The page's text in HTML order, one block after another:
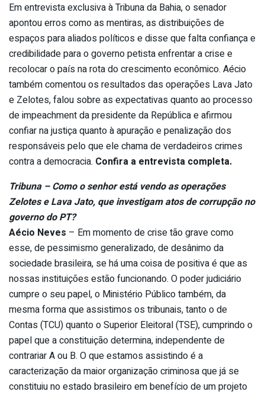
Em entrevista exclusiva à Tribuna da Bahia, o senador
apontou erros como as mentiras, as distribuições de
espaços para aliados políticos e disse que falta confiança e
credibilidade para o governo petista enfrentar a crise e
recolocar o país na rota do crescimento econômico. Aécio
também comentou os resultados das operações Lava Jato
e Zelotes, falou sobre as expectativas quanto ao processo
de impeachment da presidente da República e afirmou
confiar na justiça quanto à apuração e penalização dos
responsáveis pelo que ele chama de verdadeiros crimes
contra a democracia. Confira a entrevista completa.
Tribuna – Como o senhor está vendo as operações
Zelotes e Lava Jato, que investigam atos de corrupção no
governo do PT?
Aécio Neves – Em momento de crise tão grave como
esse, de pessimismo generalizado, de desânimo da
sociedade brasileira, se há uma coisa de positiva é que as
nossas instituições estão funcionando. O poder judiciário
cumpre o seu papel, o Ministério Público também, da
mesma forma que assistimos os tribunais, tanto o de
Contas (TCU) quanto o Superior Eleitoral (TSE), cumprindo o
papel que a constituição determina, independente de
contrariar A ou B. O que estamos assistindo é a
caracterização da maior organização criminosa que já se
constituiu no estado brasileiro em benefício de um projeto